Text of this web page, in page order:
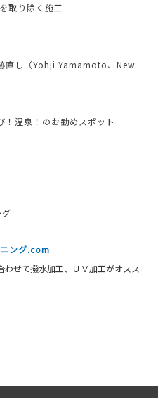
取り除く施工
直し（Yohji Yamamoto、New
！温泉！のお勧めスポット
グ
ング.com
せて撥水加工、ＵＶ加工がオスス